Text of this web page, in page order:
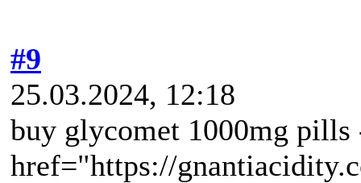
#9
25.03.2024, 12:18
buy glycomet 1000mg pills
href="https://